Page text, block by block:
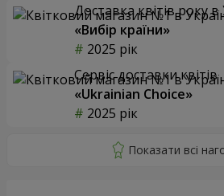
Доставка квітів року в
«Вибір країни»
2025 рік
Сервіс доставки квітів
«Ukrainian Choice»
2025 рік